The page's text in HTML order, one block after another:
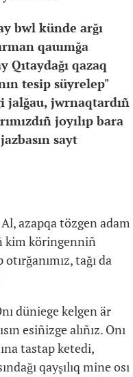
bwl künde arğı
qauımğa
Qıtaydağı qazaq
tesip süyrelep"
jalğau, jwrnaqtardıñ
joyılıp bara
sayt
azapqa tözgen adam
kim köringenniñ
tağı da
düniege kelgen är
esiñizge alıñız. Onı
tastap ketedi,
qayşılıq mine osı